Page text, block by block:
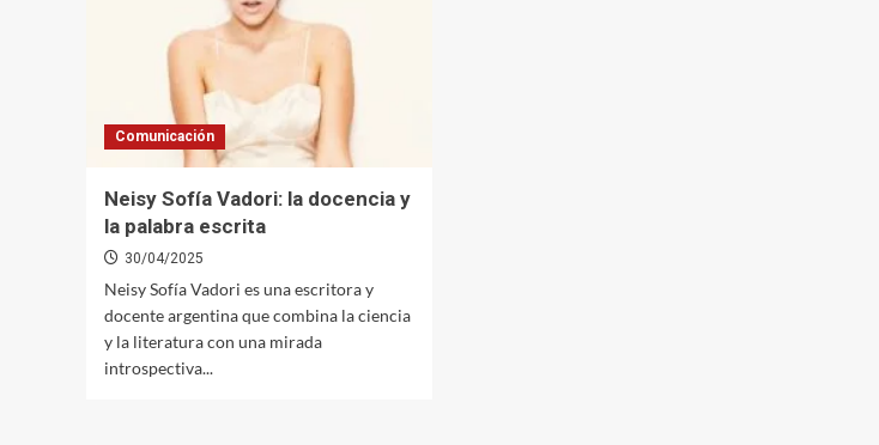
Comunicación
Neisy Sofía Vadori: la docencia y
la palabra escrita
30/04/2025
Neisy Sofía Vadori es una escritora y
docente argentina que combina la ciencia
y la literatura con una mirada
introspectiva...